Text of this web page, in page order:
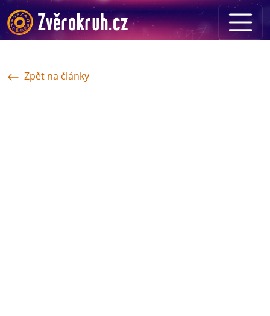
Zpět na články